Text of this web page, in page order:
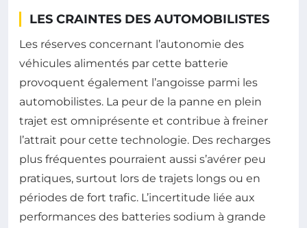
LES CRAINTES DES AUTOMOBILISTES
Les réserves concernant l’autonomie des
véhicules alimentés par cette batterie
provoquent également l’angoisse parmi les
automobilistes. La peur de la panne en plein
trajet est omniprésente et contribue à freiner
l’attrait pour cette technologie. Des recharges
plus fréquentes pourraient aussi s’avérer peu
pratiques, surtout lors de trajets longs ou en
périodes de fort trafic. L’incertitude liée aux
performances des batteries sodium à grande